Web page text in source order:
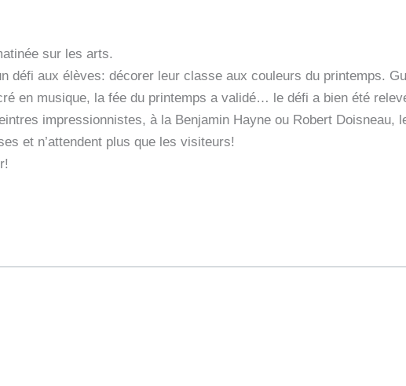
sur les arts.
défi aux élèves: décorer leur classe aux couleurs du printemps.
en musique, la fée du printemps a validé… le défi a bien été
impressionnistes, à la Benjamin Hayne ou Robert Doisneau,
et n’attendent plus que les visiteurs!